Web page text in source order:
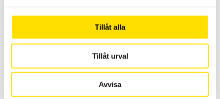
Tillåt alla
Tillåt urval
Avvisa
E-Link är ett databaserat evaluerings och träningsprogram för övre
och nedre extremiteter samt nacke.